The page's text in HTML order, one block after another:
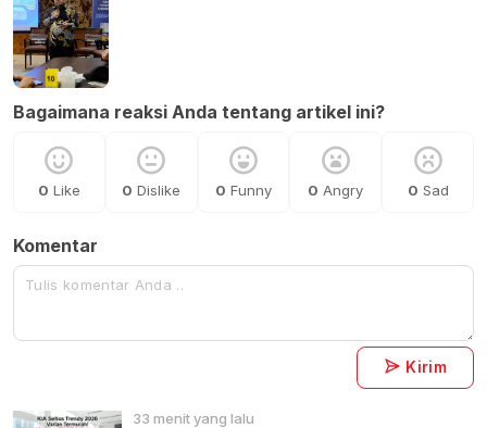
Bagaimana reaksi Anda tentang artikel ini?
0 Like 0 Dislike 0 Funny 0 Angry 0 Sad
Komentar
Kirim
33 menit yang lalu